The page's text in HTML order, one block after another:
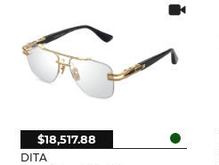
DITA
$18,517.88